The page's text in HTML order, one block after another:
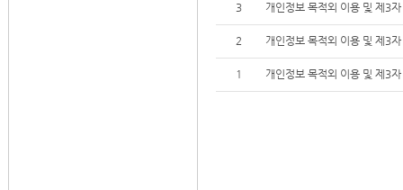
3 개인정보 목적외 이용 및 제3
2 개인정보 목적외 이용 및 제3
1 개인정보 목적외 이용 및 제3